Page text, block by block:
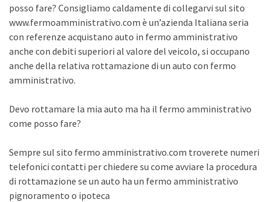
posso fare? Consigliamo caldamente di collegarvi sul sito
www.fermoamministrativo.com è un’azienda Italiana seria
con referenze acquistano auto in fermo amministrativo
anche con debiti superiori al valore del veicolo, si occupano
anche della relativa rottamazione di un auto con fermo
amministrativo.
Devo rottamare la mia auto ma ha il fermo amministrativo
come posso fare?
Sempre sul sito fermo amministrativo.com troverete numeri
telefonici contatti per chiedere su come avviare la procedura
di rottamazione se un auto ha un fermo amministrativo
pignoramento o ipoteca